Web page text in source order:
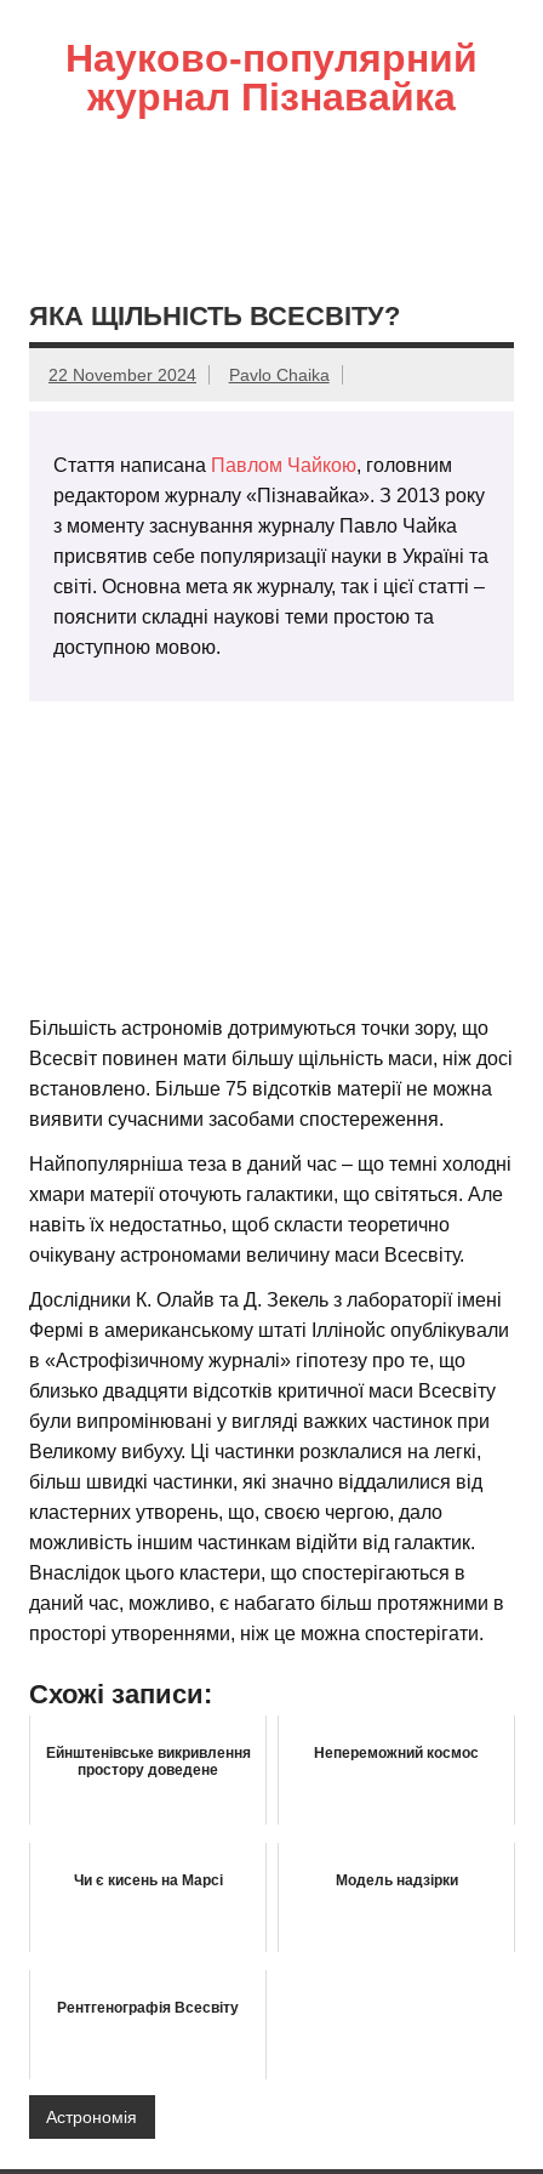
Науково-популярний
журнал Пізнавайка
ЯКА ЩІЛЬНІСТЬ ВСЕСВІТУ?
22 November 2024 Pavlo Chaika
Стаття написана Павлом Чайкою, головним
редактором журналу «Пізнавайка». З 2013 року
з моменту заснування журналу Павло Чайка
присвятив себе популяризації науки в Україні та
світі. Основна мета як журналу, так і цієї статті –
пояснити складні наукові теми простою та
доступною мовою.
Більшість астрономів дотримуються точки зору, що
Всесвіт повинен мати більшу щільність маси, ніж досі
встановлено. Більше 75 відсотків матерії не можна
виявити сучасними засобами спостереження.
Найпопулярніша теза в даний час – що темні холодні
хмари матерії оточують галактики, що світяться. Але
навіть їх недостатньо, щоб скласти теоретично
очікувану астрономами величину маси Всесвіту.
Дослідники К. Олайв та Д. Зекель з лабораторії імені
Фермі в американському штаті Іллінойс опублікували
в «Астрофізичному журналі» гіпотезу про те, що
близько двадцяти відсотків критичної маси Всесвіту
були випромінювані у вигляді важких частинок при
Великому вибуху. Ці частинки розклалися на легкі,
більш швидкі частинки, які значно віддалилися від
кластерних утворень, що, своєю чергою, дало
можливість іншим частинкам відійти від галактик.
Внаслідок цього кластери, що спостерігаються в
даний час, можливо, є набагато більш протяжними в
просторі утвореннями, ніж це можна спостерігати.
Схожі записи:
Ейнштенівське викривлення
простору доведене
Непереможний космос
Чи є кисень на Марсі Модель надзірки
Рентгенографія Всесвіту
Астрономія